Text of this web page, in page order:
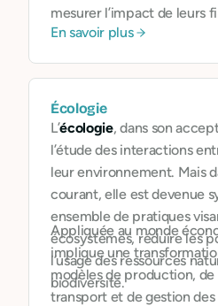
mesurer l’impact de leurs
de l’outil, Qileo offre une
indépendante,cohérente
alignée avec les enjeux
En savoir plus
Écologie
L’écologie, dans son
l’étude des interactions
leur environnement. Mais
courant, elle est devenue
ensemble de pratiques
écosystèmes, réduire les
l’usage des ressources
biodiversité.
Appliquée au monde
implique une
modèles de production,
transport et de gestion